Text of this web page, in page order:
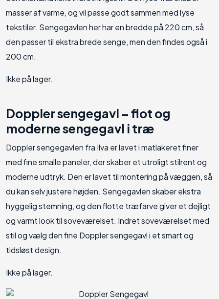
masser af varme, og vil passe godt sammen med lyse
tekstiler. Sengegavlen her har en bredde på 220 cm, så
den passer til ekstra brede senge, men den findes også i
200 cm.
Ikke på lager.
Doppler sengegavl – flot og
moderne sengegavl i træ
Doppler sengegavlen fra Ilva er lavet i matlakeret finer
med fine smalle paneler, der skaber et utroligt stilrent og
moderne udtryk. Den er lavet til montering på væggen, så
du kan selv justere højden. Sengegavlen skaber ekstra
hyggelig stemning, og den flotte træfarve giver et dejligt
og varmt look til soveværelset. Indret soveværelset med
stil og vælg den fine Doppler sengegavl i et smart og
tidsløst design.
Ikke på lager.